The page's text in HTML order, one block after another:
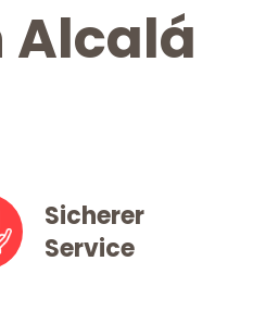
Alcalá
Sicherer
Service